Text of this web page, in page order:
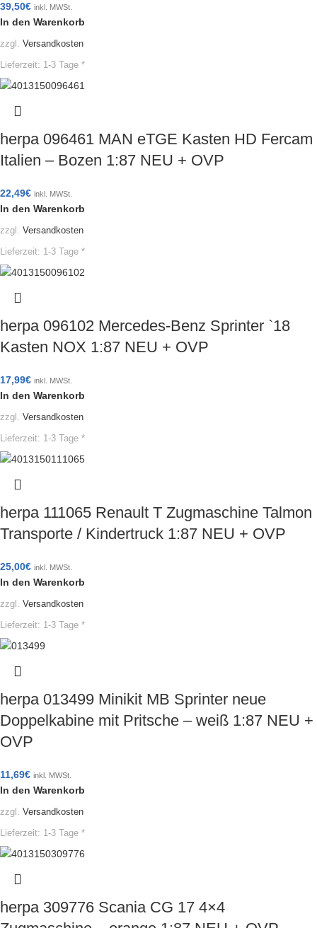
39,50€ inkl. MWSt.
In den Warenkorb
zzgl. Versandkosten
Lieferzeit: 1-3 Tage *
herpa 096461 MAN eTGE Kasten HD Fercam
Italien – Bozen 1:87 NEU + OVP
22,49€ inkl. MWSt.
In den Warenkorb
zzgl. Versandkosten
Lieferzeit: 1-3 Tage *
herpa 096102 Mercedes-Benz Sprinter `18
Kasten NOX 1:87 NEU + OVP
17,99€ inkl. MWSt.
In den Warenkorb
zzgl. Versandkosten
Lieferzeit: 1-3 Tage *
herpa 111065 Renault T Zugmaschine Talmon
Transporte / Kindertruck 1:87 NEU + OVP
25,00€ inkl. MWSt.
In den Warenkorb
zzgl. Versandkosten
Lieferzeit: 1-3 Tage *
herpa 013499 Minikit MB Sprinter neue
Doppelkabine mit Pritsche – weiß 1:87 NEU +
OVP
11,69€ inkl. MWSt.
In den Warenkorb
zzgl. Versandkosten
Lieferzeit: 1-3 Tage *
herpa 309776 Scania CG 17 4×4